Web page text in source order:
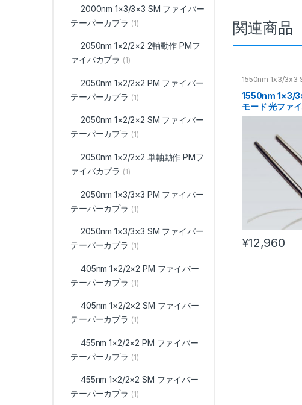
関連商品
1550nm 1x3/3x3
1550nm 1×3/
モード 光ファ
カプラ SM フ
¥12,960
2000nm 1×3/3×3 SM ファイバー
テーパーカプラ (1)
2050nm 1×2/2×2 2軸動作 PMフ
ァイバカプラ (1)
2050nm 1×2/2×2 PM ファイバー
テーパーカプラ (1)
2050nm 1×2/2×2 SM ファイバー
テーパーカプラ (1)
2050nm 1×2/2×2 単軸動作 PMフ
ァイバカプラ (1)
2050nm 1×3/3×3 PM ファイバー
テーパーカプラ (1)
2050nm 1×3/3×3 SM ファイバー
テーパーカプラ (1)
405nm 1×2/2×2 PM ファイバー
テーパーカプラ (1)
405nm 1×2/2×2 SM ファイバー
テーパーカプラ (1)
455nm 1×2/2×2 PM ファイバー
テーパーカプラ (1)
455nm 1×2/2×2 SM ファイバー
テーパーカプラ (1)